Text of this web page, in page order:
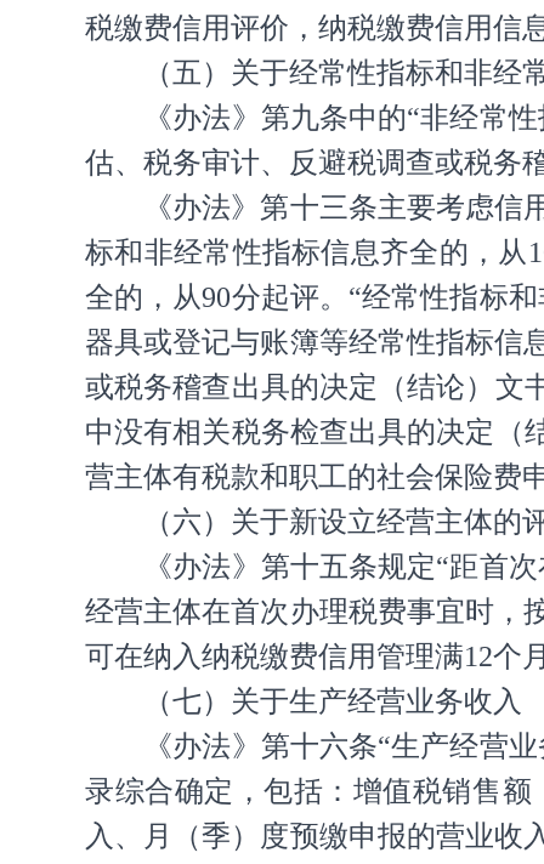
税缴费信用评价，纳税缴费信用信
（五）关于经常性指标和非经
《办法》第九条中的“非经常
估、税务审计、反避税调查或税务
《办法》第十三条主要考虑
标和非经常性指标信息齐全的，从
全的，从90分起评。“经常性指标
器具或登记与账簿等经常性指标信
或税务稽查出具的决定（结论）文
中没有相关税务检查出具的决定（
营主体有税款和职工的社会保险费
（六）关于新设立经营主体的
《办法》第十五条规定“距首
经营主体在首次办理税费事宜时，
可在纳入纳税缴费信用管理满12个
（七）关于生产经营业务收入
《办法》第十六条“生产经营
录综合确定，包括：增值税销售
入、月（季）度预缴申报的营业收